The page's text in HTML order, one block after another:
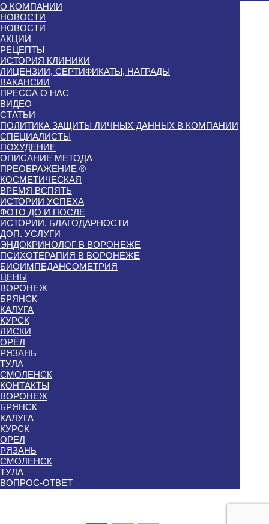
О КОМПАНИИ
НОВОСТИ
НОВОСТИ
АКЦИИ
РЕЦЕПТЫ
ИСТОРИЯ КЛИНИКИ
ЛИЦЕНЗИИ, СЕРТИФИКАТЫ, НАГРАДЫ
ВАКАНСИИ
ПРЕССА О НАС
ВИДЕО
СТАТЬИ
ПОЛИТИКА ЗАЩИТЫ ЛИЧНЫХ ДАННЫХ В КОМПАНИИ
СПЕЦИАЛИСТЫ
ПОХУДЕНИЕ
ОПИСАНИЕ МЕТОДА
ПРЕОБРАЖЕНИЕ ®
КОСМЕТИЧЕСКАЯ
ВРЕМЯ ВСПЯТЬ
ИСТОРИИ УСПЕХА
ФОТО ДО И ПОСЛЕ
ИСТОРИИ, БЛАГОДАРНОСТИ
ДОП. УСЛУГИ
ЭНДОКРИНОЛОГ В ВОРОНЕЖЕ
ПСИХОТЕРАПИЯ В ВОРОНЕЖЕ
БИОИМПЕДАНСОМЕТРИЯ
ЦЕНЫ
ВОРОНЕЖ
БРЯНСК
КАЛУГА
КУРСК
ЛИСКИ
ОРЁЛ
РЯЗАНЬ
ТУЛА
СМОЛЕНСК
КОНТАКТЫ
ВОРОНЕЖ
БРЯНСК
КАЛУГА
КУРСК
ОРЕЛ
РЯЗАНЬ
СМОЛЕНСК
ТУЛА
ВОПРОС-ОТВЕТ